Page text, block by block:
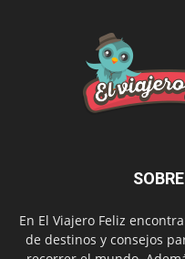
En El Viajero Feliz
de destinos y consejos